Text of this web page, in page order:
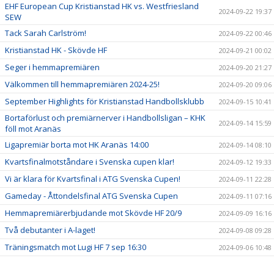
EHF European Cup Kristianstad HK vs. Westfriesland
SEW
2024-09-22 19:37
Tack Sarah Carlström! 2024-09-22 00:46
Kristianstad HK - Skövde HF 2024-09-21 00:02
Seger i hemmapremiären 2024-09-20 21:27
Välkommen till hemmapremiären 2024-25! 2024-09-20 09:06
September Highlights för Kristianstad Handbollsklubb 2024-09-15 10:41
Bortaförlust och premiärnerver i Handbollsligan – KHK
föll mot Aranäs
2024-09-14 15:59
Ligapremiär borta mot HK Aranäs 14:00 2024-09-14 08:10
Kvartsfinalmotståndare i Svenska cupen klar! 2024-09-12 19:33
Vi är klara för Kvartsfinal i ATG Svenska Cupen! 2024-09-11 22:28
Gameday - Åttondelsfinal ATG Svenska Cupen 2024-09-11 07:16
Hemmapremiärerbjudande mot Skövde HF 20/9 2024-09-09 16:16
Två debutanter i A-laget! 2024-09-08 09:28
Träningsmatch mot Lugi HF 7 sep 16:30 2024-09-06 10:48